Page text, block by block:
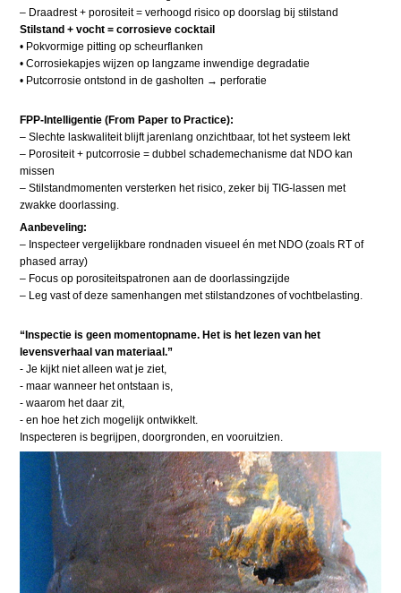
– Draadrest + porositeit = verhoogd risico op doorslag bij stilstand
Stilstand + vocht = corrosieve cocktail
• Pokvormige pitting op scheurflanken
• Corrosiekapjes wijzen op langzame inwendige degradatie
• Putcorrosie ontstond in de gasholten → perforatie
FPP-Intelligentie (From Paper to Practice):
– Slechte laskwaliteit blijft jarenlang onzichtbaar, tot het systeem lekt
– Porositeit + putcorrosie = dubbel schade­mechanisme dat NDO kan
missen
– Stilstandmomenten versterken het risico, zeker bij TIG-lassen met
zwakke doorlassing.
Aanbeveling:
– Inspecteer vergelijkbare rondnaden visueel én met NDO (zoals RT of
phased array)
– Focus op porositeitspatronen aan de doorlassingzijde
– Leg vast of deze samenhangen met stilstandzones of vochtbelasting.
“Inspectie is geen momentopname. Het is het lezen van het
levensverhaal van materiaal.”
- Je kijkt niet alleen wat je ziet,
- maar wanneer het ontstaan is,
- waarom het daar zit,
- en hoe het zich mogelijk ontwikkelt.
Inspecteren is begrijpen, doorgronden, en vooruitzien.